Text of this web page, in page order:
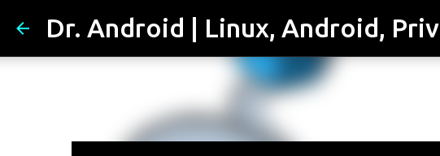
Dr. Android | Linux, Android,